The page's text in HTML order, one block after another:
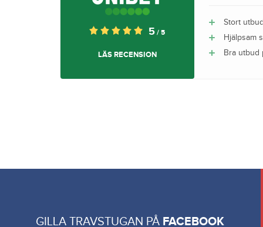
5 / 5
LÄS RECENSION
Stort
Hjälpsam
Bra utbud
GILLA TRAVSTUGAN PÅ FACEBOOK